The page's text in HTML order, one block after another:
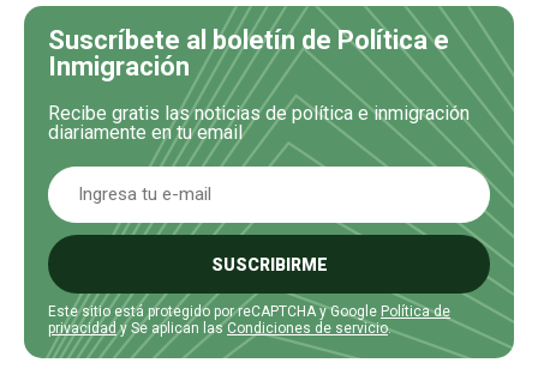
Suscríbete al boletín de Política e
Inmigración
Recibe gratis las noticias de política e inmigración
diariamente en tu email
SUSCRIBIRME
Este sitio está protegido por reCAPTCHA y Google Política de
privacidad y Se aplican lasCondiciones de servicio.